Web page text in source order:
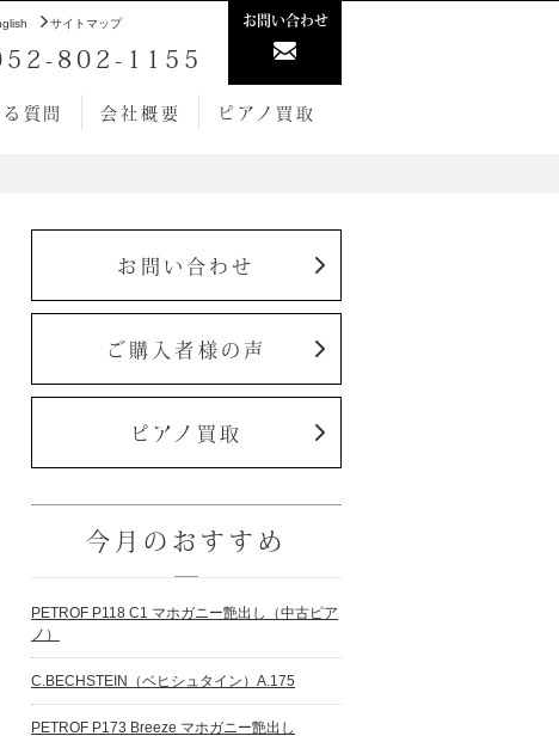
サイトマップ
802-1155
お問い合わせ
質問 会社概要 ピアノ買取
お問い合わせ
ご購入者様の声
ピアノ買取
今月のおすすめ
PETROF P118 C1 マホガニー艶出し（中古ピア
ノ）
C.BECHSTEIN（ベヒシュタイン）A.175
PETROF P173 Breeze マホガニー艶出し